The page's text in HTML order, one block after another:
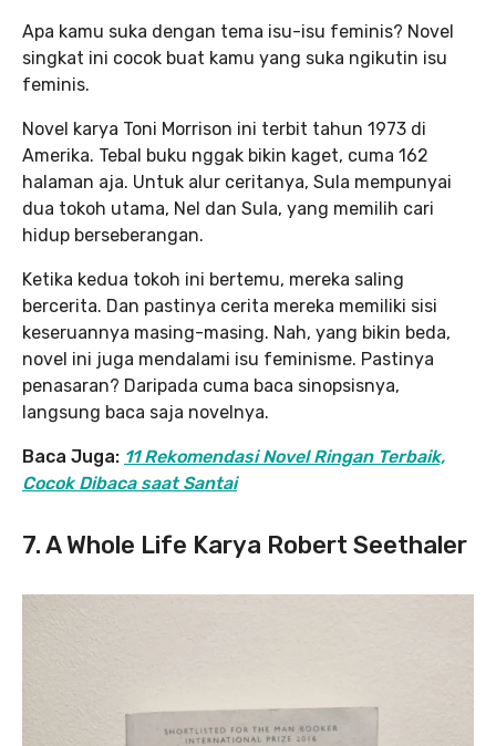
Apa kamu suka dengan tema isu-isu feminis? Novel
singkat ini cocok buat kamu yang suka ngikutin isu
feminis.
Novel karya Toni Morrison ini terbit tahun 1973 di
Amerika. Tebal buku nggak bikin kaget, cuma 162
halaman aja. Untuk alur ceritanya, Sula mempunyai
dua tokoh utama, Nel dan Sula, yang memilih cari
hidup berseberangan.
Ketika kedua tokoh ini bertemu, mereka saling
bercerita. Dan pastinya cerita mereka memiliki sisi
keseruannya masing-masing. Nah, yang bikin beda,
novel ini juga mendalami isu feminisme. Pastinya
penasaran? Daripada cuma baca sinopsisnya,
langsung baca saja novelnya.
Baca Juga: 11 Rekomendasi Novel Ringan Terbaik,
Cocok Dibaca saat Santai
7. A Whole Life Karya Robert Seethaler